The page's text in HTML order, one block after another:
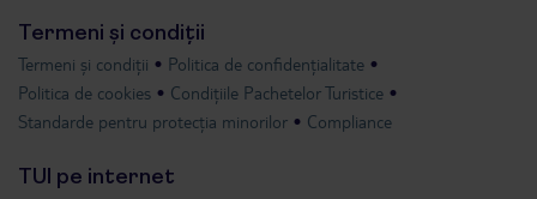
Termeni și condiții
Termeni și condiții
Politica de confidențialitate
Politica de cookies
Condițiile Pachetelor Turistice
Standarde pentru protecția minorilor
Compliance
TUI pe internet